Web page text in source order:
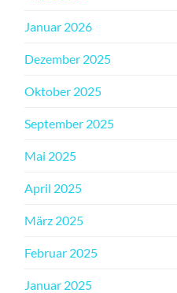
Januar 2026
Dezember 2025
Oktober 2025
September 2025
Mai 2025
April 2025
März 2025
Februar 2025
Januar 2025